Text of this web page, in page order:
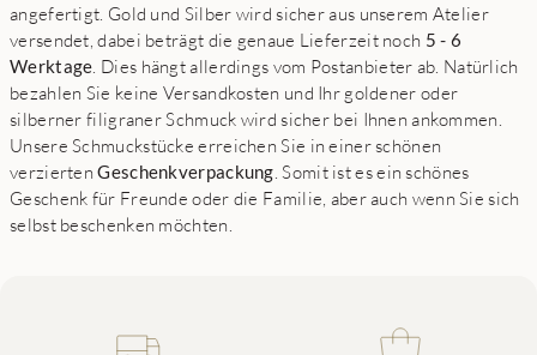
angefertigt. Gold und Silber wird sicher aus unserem Atelier
versendet, dabei beträgt die genaue Lieferzeit noch 5 - 6
Werktage . Dies hängt allerdings vom Postanbieter ab. Natürlich
bezahlen Sie keine Versandkosten und Ihr goldener oder
silberner filigraner Schmuck wird sicher bei Ihnen ankommen.
Unsere Schmuckstücke erreichen Sie in einer schönen
verziertenGeschenkverpackung . Somit ist es ein schönes
Geschenk für Freunde oder die Familie, aber auch wenn Sie sich
selbst beschenken möchten.